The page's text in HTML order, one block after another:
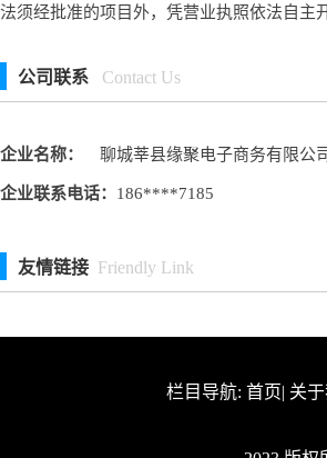
法须经批准的项目外，凭营业执照依法自主
公司联系 Contact Us
企业名称： 聊城莘县缘聚电子商务有限公司
企业联系电话： 186****7185
友情链接 Friendly Link
栏目导航: 首页| 关于